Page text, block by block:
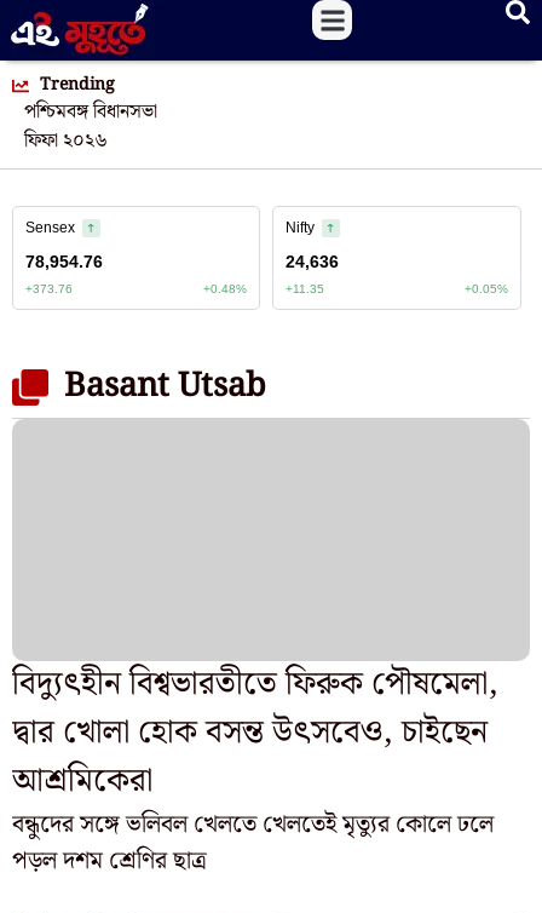
Trending
পশ্চিমবঙ্গ বিধানসভা
ফিফা ২০২৬
বন্ধুদের সঙ্গে ভলিবল খেলতে খেলতেই মৃত্যুর কোলে ঢলে
পড়ল দশম শ্রেণির ছাত্র
Basant Utsab
বিদ্যুৎহীন বিশ্বভারতীতে ফিরুক পৌষমেলা,
দ্বার খোলা হোক বসন্ত উৎসবেও, চাইছেন
আশ্রমিকেরা